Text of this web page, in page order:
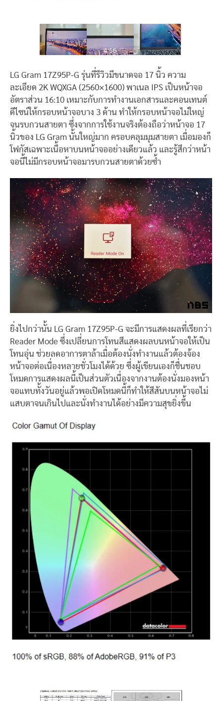
LG Gram 17Z95P-G รุ่นที่รีวิวมีขนาดจอ 17 นิ้ว ความ
ละเอียด 2K WQXGA (2560×1600) พาเนล IPS เป็นหน้าจอ
อัตราส่วน 16:10 เหมาะกับการทำงานเอกสารและคอนเทนต์
ดีไซน์ให้กรอบหน้าจอบาง 3 ด้าน ทำให้กรอบหน้าจอไม่ใหญ่
จนรบกวนสายตา ซึ่งจากการใช้งานจริงต้องถือว่าหน้าจอ 17
นิ้วของ LG Gram นั้นใหญ่มาก ครอบคลุมมุมสายตา เมื่อมองก็
โฟกัสเฉพาะเนื้อหาบนหน้าจออย่างเดียวแล้ว และรู้สึกว่าหน้า
จอนี้ไม่มีกรอบหน้าจอมารบกวนสายตาด้วยซ้ำ
ยิ่งไปกว่านั้น LG Gram 17Z95P-G จะมีการแสดงผลที่เรียกว่า
Reader Mode ซึ่งเปลี่ยนการโทนสีแสดงผลบนหน้าจอให้เป็น
โทนอุ่น ช่วยลดอาการตาล้าเมื่อต้องนั่งทำงานแล้วต้องจ้อง
หน้าจอต่อเนื่องหลายชั่วโมงได้ด้วย ซึ่งผู้เขียนเองก็ชื่นชอบ
โหมดการแสดงผลนี้เป็นส่วนตัวเนื่องจากงานต้องนั่งมองหน้า
จอแทบทั้งวันอยู่แล้วพอเปิดโหมดนี้ก็ทำให้สีสันบนหน้าจอไม่
แสบตาจนเกินไปและนั่งทำงานได้อย่างมีความสุขยิ่งขึ้น